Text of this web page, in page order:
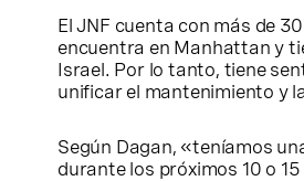
El JNF cuenta con más de
encuentra en Manhattan y
Israel. Por lo tanto, tiene
unificar el mantenimiento y
Según Dagan, «teníamos
durante los próximos 10 o